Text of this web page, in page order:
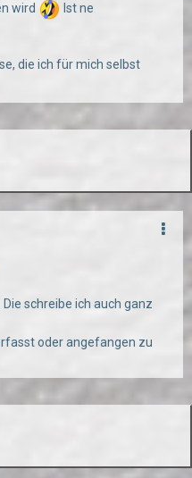
wird
Ist ne
die ich für mich selbst
schreibe ich auch ganz
oder angefangen zu